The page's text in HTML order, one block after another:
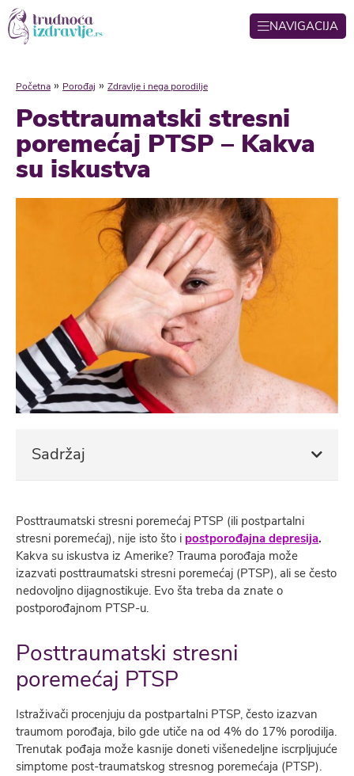
NAVIGACIJA
Početna » Porođaj » Zdravlje i nega porodilje
Posttraumatski stresni
poremećaj PTSP – Kakva
su iskustva
Sadržaj
Posttraumatski stresni poremećaj PTSP (ili postpartalni
stresni poremećaj), nije isto što i postporođajna depresija.
Kakva su iskustva iz Amerike? Trauma porođaja može
izazvati posttraumatski stresni poremećaj (PTSP), ali se često
nedovolјno dijagnostikuje. Evo šta treba da znate o
postporođajnom PTSP-u.
Posttraumatski stresni
poremećaj PTSP
Istraživači procenjuju da postpartalni PTSP, često izazvan
traumom porođaja, bilo gde utiče na od 4% do 17% porodilja.
Trenutak pođaja može kasnije doneti višenedelјne iscrplјujuće
simptome post-traumatskog stresnog poremećaja (PTSP).